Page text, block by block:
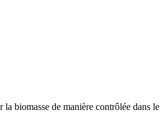
biomasse de manière contrôlée dans le